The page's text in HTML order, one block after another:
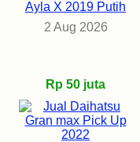
2 Aug 2026
Rp 50 juta